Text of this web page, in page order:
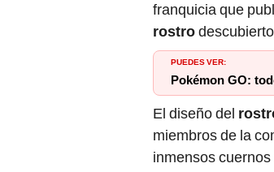
franquicia que
rostro
PUEDES VER:
Pokémon GO:
El diseño del
miembros de la
inmensos